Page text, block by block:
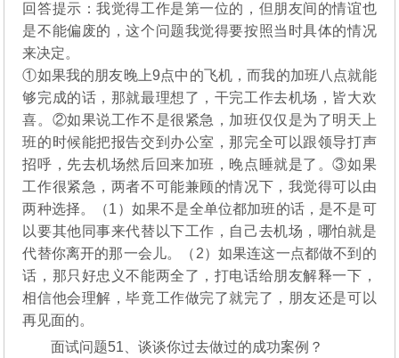
回答提示：我觉得工作是第一位的，但朋友间的情谊也
是不能偏废的，这个问题我觉得要按照当时具体的情况
来决定。
①如果我的朋友晚上9点中的飞机，而我的加班八点就能
够完成的话，那就最理想了，干完工作去机场，皆大欢
喜。②如果说工作不是很紧急，加班仅仅是为了明天上
班的时候能把报告交到办公室，那完全可以跟领导打声
招呼，先去机场然后回来加班，晚点睡就是了。③如果
工作很紧急，两者不可能兼顾的情况下，我觉得可以由
两种选择。（1）如果不是全单位都加班的话，是不是可
以要其他同事来代替以下工作，自己去机场，哪怕就是
代替你离开的那一会儿。（2）如果连这一点都做不到的
话，那只好忠义不能两全了，打电话给朋友解释一下，
相信他会理解，毕竟工作做完了就完了，朋友还是可以
再见面的。
面试问题51、谈谈你过去做过的成功案例？